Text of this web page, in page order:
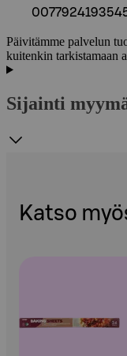
Päivitämme palvelun
kuitenkin tarkistamaan
Sijainti
Katso